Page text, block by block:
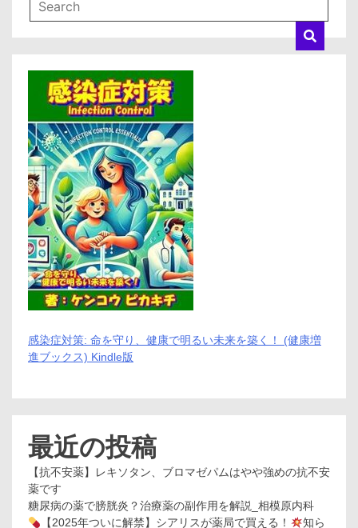
感染症対策: 命を守り、健康で明るい未来を築く！ (健康増
進ブックス) Kindle版
最近の投稿
【抗不安薬】レキソタン、ブロマゼパムはやや強めの抗不安
薬です
糖尿病の薬で膀胱炎？治療薬の副作用を解説_相模原内科
【2025年ついに解禁】シアリスが薬局で買える！
知ら